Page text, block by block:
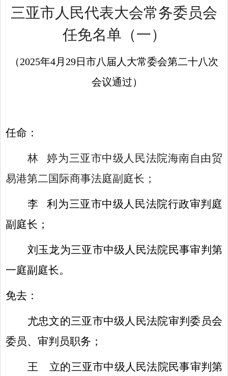
三亚市人民代表大会常务委员会
任免名单 （一）
（2025年4月 29日市八 届人大常委会第二十八次
会议通过）
任命 ：
林
婷为三亚市中级人民法院海南自由贸
易港第二国际商事法庭副庭长；
李
利为三亚市中级人民法院行政审判庭
副庭长；
刘玉龙为三亚市中级人民法院民事审判第
一庭副庭长。
免去：
尤忠文的三亚市中级人民法院审判委员会
委员、审判员职务 ；
王 立的三亚市中级人民法院民事审判第